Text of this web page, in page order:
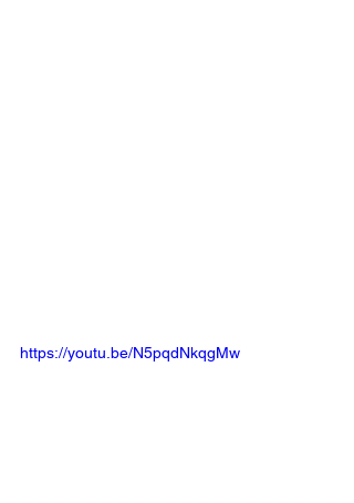
https://youtu.be/N5pqdNkqgMw